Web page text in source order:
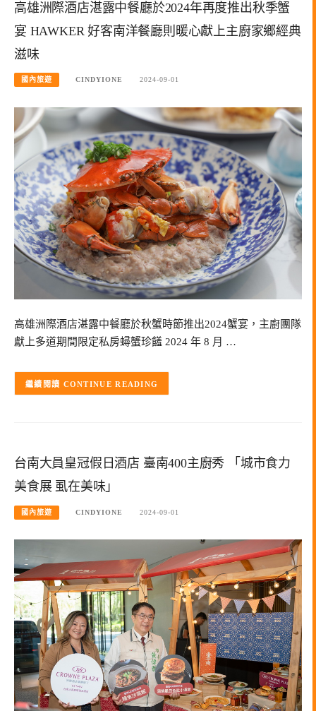
高雄洲際酒店湛露中餐廳於2024年再度推出秋季蟹
宴 HAWKER 好客南洋餐廳則暖心獻上主廚家鄉經典
滋味
國內旅遊 CINDYIONE 2024-09-01
高雄洲際酒店湛露中餐廳於秋蟹時節推出2024蟹宴，主廚團隊
獻上多道期間限定私房蟳蟹珍饈 2024 年 8 月 …
CONTINUE READING
台南大員皇冠假日酒店 臺南400主廚秀 「城市食力
美食展 虱在美味」
國內旅遊 CINDYIONE 2024-09-01